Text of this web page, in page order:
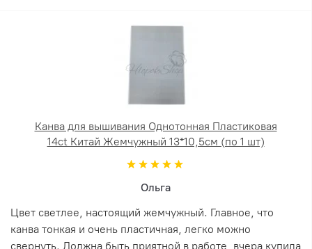
Канва для вышивания Однотонная Пластиковая
14ct Китай Жемчужный 13*10,5см (по 1 шт)
Ольга
Цвет светлее, настоящий жемчужный. Главное, что
канва тонкая и очень пластичная, легко можно
свернуть. Должна быть приятной в работе, вчера купила